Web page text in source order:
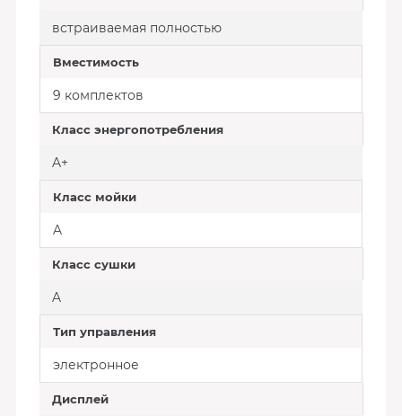
встраиваемая полностью
Вместимость
9 комплектов
Класс энергопотребления
A+
Класс мойки
A
Класс сушки
A
Тип управления
электронное
Дисплей